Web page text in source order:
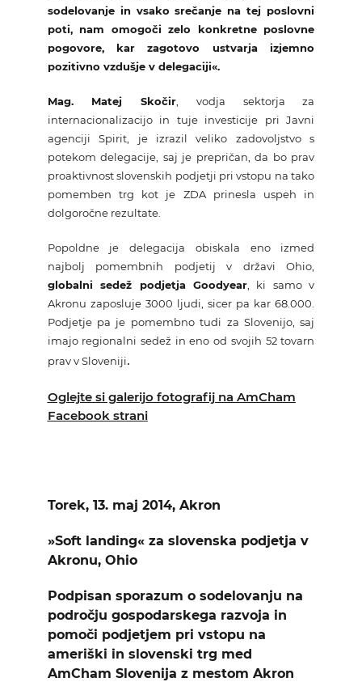
sodelovanje in vsako srečanje na tej poslovni
poti, nam omogoči zelo konkretne poslovne
pogovore, kar zagotovo ustvarja izjemno
pozitivno vzdušje v delegaciji«.
Mag. Matej Skočir , vodja sektorja za
internacionalizacijo in tuje investicije pri Javni
agenciji Spirit, je izrazil veliko zadovoljstvo s
potekom delegacije, saj je prepričan, da bo prav
proaktivnost slovenskih podjetji pri vstopu na tako
pomemben trg kot je ZDA prinesla uspeh in
dolgoročne rezultate.
Popoldne je delegacija obiskala eno izmed
najbolj pomembnih podjetij v državi Ohio,
globalni sedež podjetja Goodyear, ki samo v
Akronu zaposluje 3000 ljudi, sicer pa kar 68.000.
Podjetje pa je pomembno tudi za Slovenijo, saj
imajo regionalni sedež in eno od svojih 52 tovarn
prav v Sloveniji.
Oglejte si galerijo fotografij na AmCham
Facebook strani
Torek, 13. maj 2014, Akron
»Soft landing« za slovenska podjetja v
Akronu, Ohio
Podpisan sporazum o sodelovanju na
področju gospodarskega razvoja in
pomoči podjetjem pri vstopu na
ameriški in slovenski trg med
AmCham Slovenija z mestom Akron